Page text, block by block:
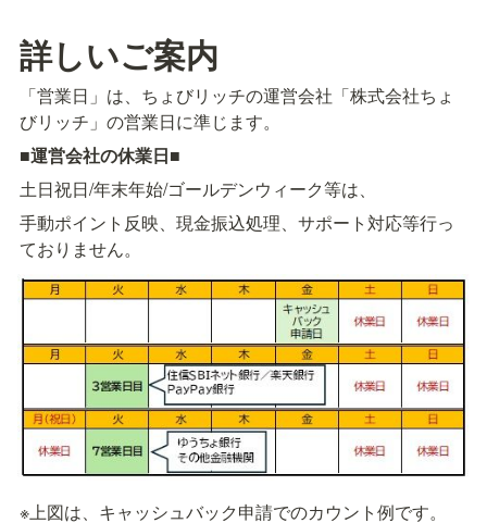
詳しいご案内
「営業日」は、ちょびリッチの運営会社「株式会社ちょ
びリッチ」の営業日に準じます。
■運営会社の休業日■
土日祝日/年末年始/ゴールデンウィーク等は、
手動ポイント反映、現金振込処理、サポート対応等行っ
ておりません。
※上図は、キャッシュバック申請でのカウント例です。